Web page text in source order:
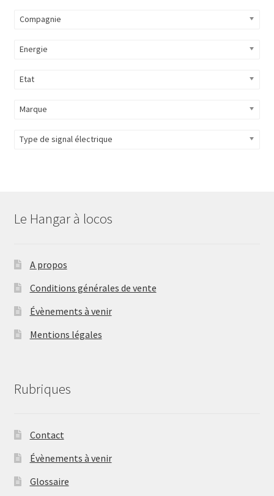
Compagnie
Energie
Etat
Marque
Type de signal électrique
Le Hangar à locos
A propos
Conditions générales de vente
Évènements à venir
Mentions légales
Rubriques
Contact
Évènements à venir
Glossaire